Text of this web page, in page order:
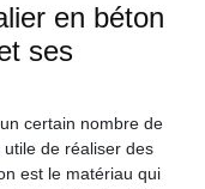
en béton
ses
certain nombre de
de réaliser des
est le matériau qui